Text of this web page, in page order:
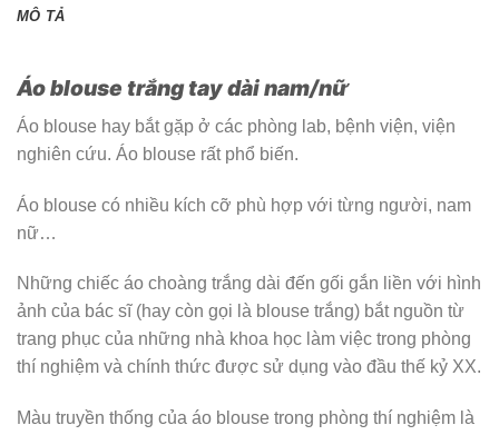
MÔ TẢ
Áo blouse trắng tay dài nam/nữ
Áo blouse hay bắt gặp ở các phòng lab, bệnh viện, viện
nghiên cứu. Áo blouse rất phổ biến.
Áo blouse có nhiều kích cỡ phù hợp với từng người, nam
nữ…
Những chiếc áo choàng trắng dài đến gối gắn liền với hình
ảnh của bác sĩ (hay còn gọi là blouse trắng) bắt nguồn từ
trang phục của những nhà khoa học làm việc trong phòng
thí nghiệm và chính thức được sử dụng vào đầu thế kỷ XX.
Màu truyền thống của áo blouse trong phòng thí nghiệm là